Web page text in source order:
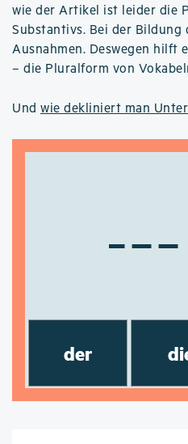
wie der Artikel ist leider die
Substantivs. Bei der Bildung
Ausnahmen. Deswegen hilft
– die Pluralform von
Und wie dekliniert man
der